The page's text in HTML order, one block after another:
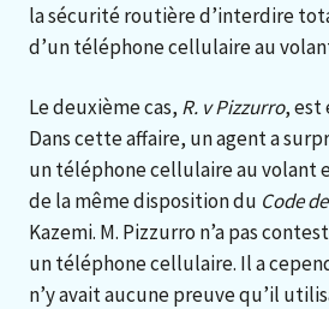
la sécurité routière d’interdire
d’un téléphone cellulaire au
Le deuxième cas, R. v Pizzurro, est
Dans cette affaire, un agent a
un téléphone cellulaire au volant
de la même disposition du Code
Kazemi. M. Pizzurro n’a pas
un téléphone cellulaire. Il a
n’y avait aucune preuve qu’il